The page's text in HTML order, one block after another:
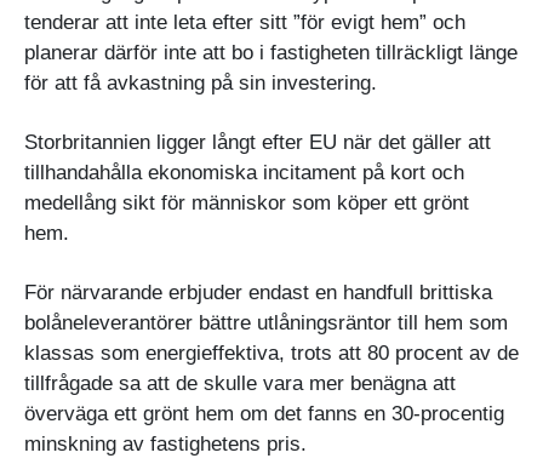
tenderar att inte leta efter sitt ”för evigt hem” och
planerar därför inte att bo i fastigheten tillräckligt länge
för att få avkastning på sin investering.
Storbritannien ligger långt efter EU när det gäller att
tillhandahålla ekonomiska incitament på kort och
medellång sikt för människor som köper ett grönt
hem.
För närvarande erbjuder endast en handfull brittiska
bolåneleverantörer bättre utlåningsräntor till hem som
klassas som energieffektiva, trots att 80 procent av de
tillfrågade sa att de skulle vara mer benägna att
överväga ett grönt hem om det fanns en 30-procentig
minskning av fastighetens pris.